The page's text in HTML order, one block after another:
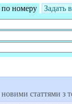
номеру Задать
статтями з